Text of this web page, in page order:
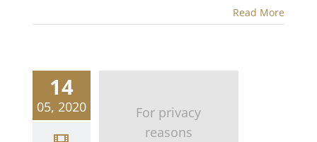
Read More
14
05, 2020
For privacy
reasons